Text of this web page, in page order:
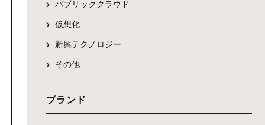
パブリッククラウド
仮想化
新興テクノロジー
その他
ブランド